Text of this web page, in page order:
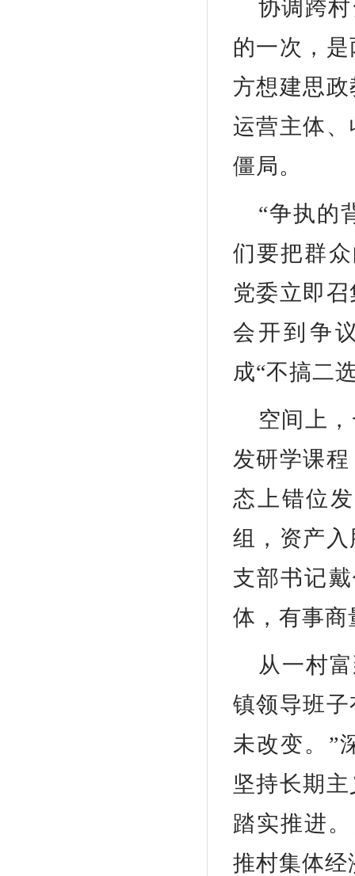
协调跨
的一次，
方想建思
运营主体
僵局。
“争执的
们要把群
党委立即
会开到争
成“不搞二
空间上
发研学课
态上错位
组，资产
支部书记
体，有事商
从一村
镇领导班
未改变。”
坚持长期
踏实推进
推村集体经